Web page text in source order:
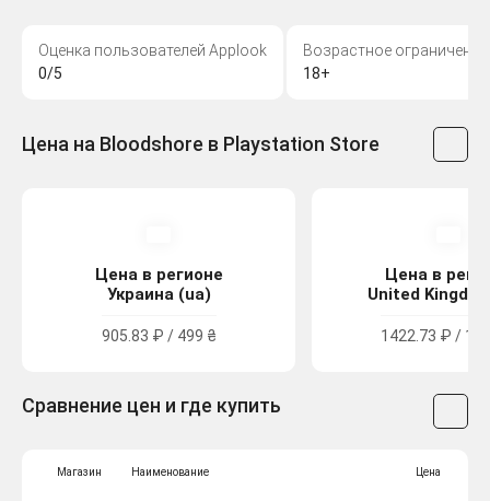
Оценка пользователей Applook
0/5
Возрастное ограничение
18+
Цена на Bloodshore в Playstation Store
Цена в регионе
Украина (ua)
905.83 ₽ / 499 ₴
Цена в
United
1422.73 ₽ /
Сравнение цен и где купить
Магазин Наименование Цена